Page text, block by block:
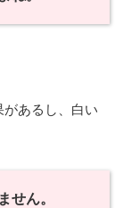
あるし、白い
せん。